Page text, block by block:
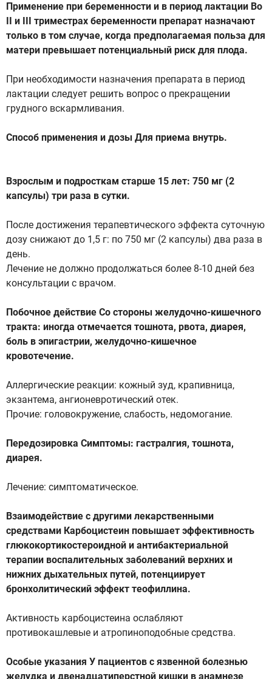
Применение при беременности и в период лактации Во
II и III триместрах беременности препарат назначают
только в том случае, когда предполагаемая польза для
матери превышает потенциальный риск для плода.
При необходимости назначения препарата в период
лактации следует решить вопрос о прекращении
грудного вскармливания.
Способ применения и дозы Для приема внутрь.
Взрослым и подросткам старше 15 лет: 750 мг (2
капсулы) три раза в сутки.
После достижения терапевтического эффекта суточную
дозу снижают до 1,5 г: по 750 мг (2 капсулы) два раза в
день.
Лечение не должно продолжаться более 8-10 дней без
консультации с врачом.
Побочное действие Со стороны желудочно-кишечного
тракта: иногда отмечается тошнота, рвота, диарея,
боль в эпигастрии, желудочно-кишечное
кровотечение.
Аллергические реакции: кожный зуд, крапивница,
экзантема, ангионевротический отек.
Прочие: головокружение, слабость, недомогание.
Передозировка Симптомы: гастралгия, тошнота,
диарея.
Лечение: симптоматическое.
Взаимодействие с другими лекарственными
средствами Карбоцистеин повышает эффективность
глюкокортикостероидной и антибактериальной
терапии воспалительных заболеваний верхних и
нижних дыхательных путей, потенциирует
бронхолитический эффект теофиллина.
Активность карбоцистеина ослабляют
противокашлевые и атропиноподобные средства.
Особые указания У пациентов с язвенной болезнью
желудка и двенадцатиперстной кишки в анамнезе